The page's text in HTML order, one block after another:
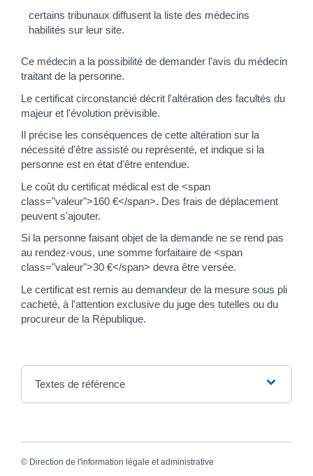
certains tribunaux diffusent la liste des médecins
habilités sur leur site.
Ce médecin a la possibilité de demander l'avis du médecin
traitant de la personne.
Le certificat circonstancié décrit l'altération des facultés du
majeur et l'évolution prévisible.
Il précise les conséquences de cette altération sur la
nécessité d'être assisté ou représenté, et indique si la
personne est en état d'être entendue.
Le coût du certificat médical est de <span
class="valeur">160 €</span>. Des frais de déplacement
peuvent s'ajouter.
Si la personne faisant objet de la demande ne se rend pas
au rendez-vous, une somme forfaitaire de <span
class="valeur">30 €</span> devra être versée.
Le certificat est remis au demandeur de la mesure sous pli
cacheté, à l'attention exclusive du juge des tutelles ou du
procureur de la République.
Textes de référence
© Direction de l'information légale et administrative